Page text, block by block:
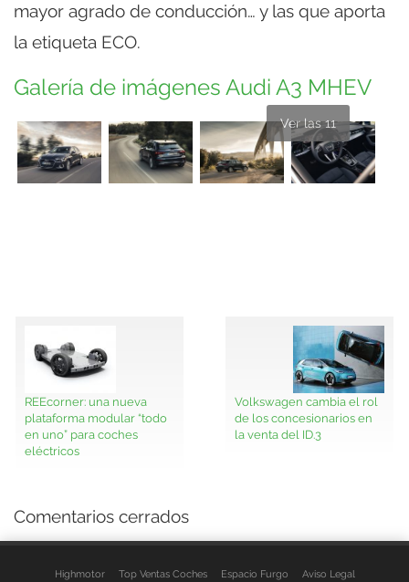
mayor agrado de conducción… y las que aporta
la etiqueta ECO.
Galería de imágenes Audi A3 MHEV
Ver las 11
REEcorner: una nueva
plataforma modular “todo
en uno” para coches
eléctricos
Volkswagen cambia el rol
de los concesionarios en
la venta del ID.3
Comentarios cerrados
Highmotor Top Ventas Coches Espacio Furgo Aviso Legal